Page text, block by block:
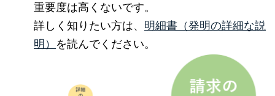
重要度は高くないです。
詳しく知りたい方は、 明細書（発明の詳細な説
明） を読んでください。